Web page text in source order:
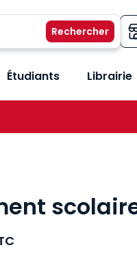
métiers
le sous-menu Vos
Étudiants Librairie